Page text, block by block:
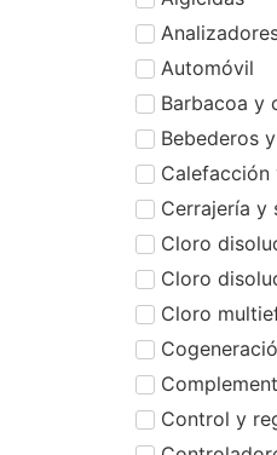
Automóvil
Barbacoa y
Bebederos
Cerrajería y
Cloro
Cloro
Cloro
Control y